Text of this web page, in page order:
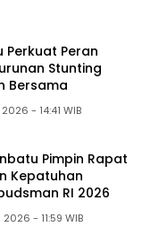
Perkuat Peran
Stunting
Bersama
- 14:41 WIB
Pimpin Rapat
Kepatuhan
RI 2026
- 11:59 WIB